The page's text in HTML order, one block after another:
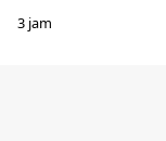
3 jam